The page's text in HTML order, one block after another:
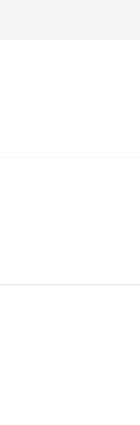
auch unser Hund